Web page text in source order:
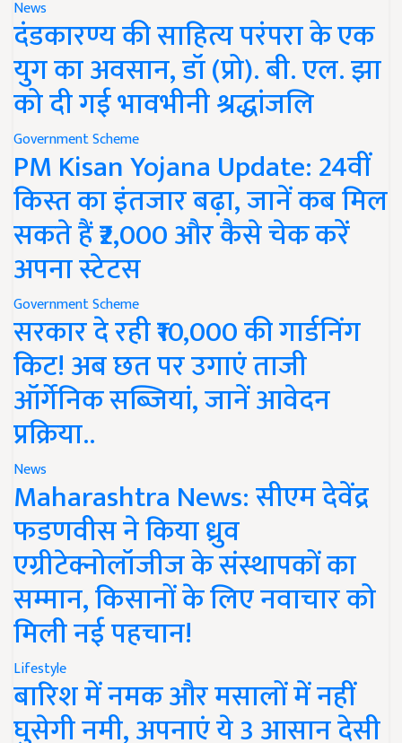
News
दंडकारण्य की साहित्य परंपरा के एक
युग का अवसान, डॉ (प्रो). बी. एल. झा
को दी गई भावभीनी श्रद्धांजलि
Government Scheme
PM Kisan Yojana Update: 24वीं
किस्त का इंतजार बढ़ा, जानें कब मिल
सकते हैं ₹2,000 और कैसे चेक करें
अपना स्टेटस
Government Scheme
सरकार दे रही ₹10,000 की गार्डनिंग
किट! अब छत पर उगाएं ताजी
ऑर्गेनिक सब्जियां, जानें आवेदन
प्रक्रिया..
News
Maharashtra News: सीएम देवेंद्र
फडणवीस ने किया ध्रुव
एग्रीटेक्नोलॉजीज के संस्थापकों का
सम्मान, किसानों के लिए नवाचार को
मिली नई पहचान!
Lifestyle
बारिश में नमक और मसालों में नहीं
घुसेगी नमी, अपनाएं ये 3 आसान देसी